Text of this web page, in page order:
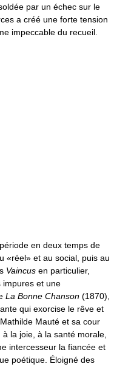
par un échec sur le
a créé une forte tension
impeccable du recueil.
en deux temps de
«réel» et au social, puis au
Vaincus en particulier,
impures et une
La Bonne Chanson (1870),
qui exorcise le rêve et
Mauté et sa cour
à la joie, à la santé morale,
intercesseur la fiancée et
poétique. Éloigné des